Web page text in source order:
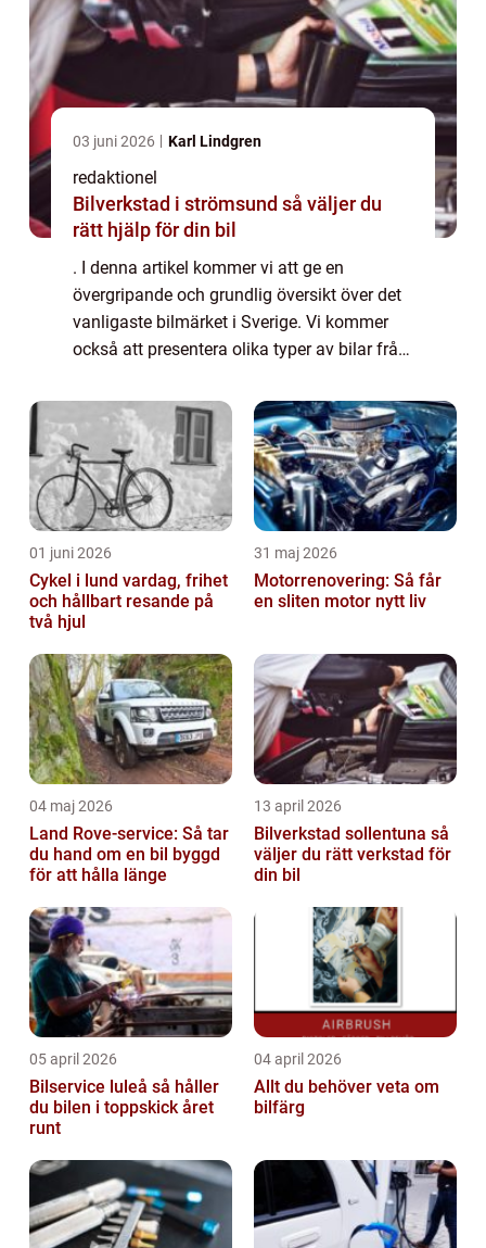
03 juni 2026 Karl Lindgren
redaktionel
Bilverkstad i strömsund så väljer du
rätt hjälp för din bil
. I denna artikel kommer vi att ge en
övergripande och grundlig översikt över det
vanligaste bilmärket i Sverige. Vi kommer
också att presentera olika typer av bilar från
utforska hur de skiljer sig från v...
01 juni 2026
Cykel i lund vardag, frihet
och hållbart resande på
två hjul
31 maj 2026
Motorrenovering: Så får
en sliten motor nytt liv
04 maj 2026
Land Rove-service: Så tar
du hand om en bil byggd
för att hålla länge
13 april 2026
Bilverkstad sollentuna så
väljer du rätt verkstad för
din bil
05 april 2026
Bilservice luleå så håller
du bilen i toppskick året
runt
04 april 2026
Allt du behöver veta om
bilfärg